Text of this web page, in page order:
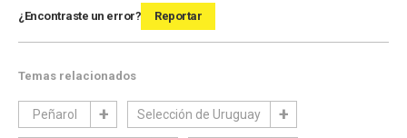
¿Encontraste un error? Reportar
Temas relacionados
Peñarol Selección de Uruguay